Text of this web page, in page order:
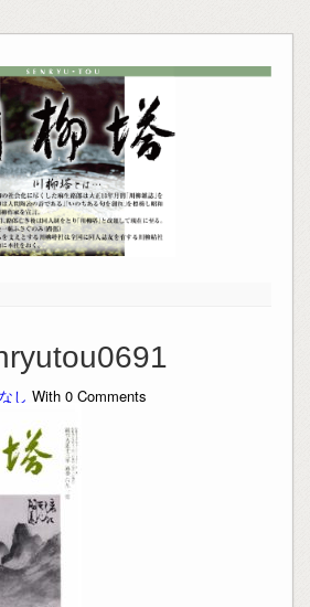
なし With 0Comments